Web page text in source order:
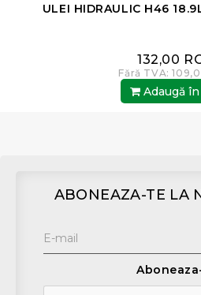
ULEI HIDRAULIC H46
132,00
Fără TVA:
Adaugă în
ABONEAZA-TE LA